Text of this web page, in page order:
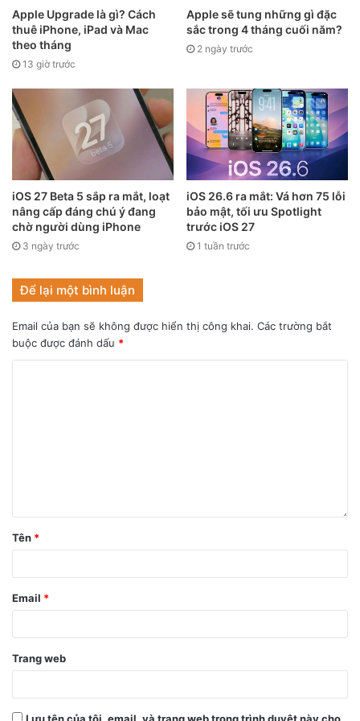
camera dưới màn hình.
Mở khóa bằng gương mặt trên iPhone (Nguồn: Gizchina)
Ban đầu Apple đã lên kế hoạch bổ sung một camera dưới
màn hình cho iPhone 13 Pro. Nhưng vì một số lý do, công
Apple Upgrade là gì? Cách
thuê iPhone, iPad và Mac
theo tháng
13 giờ trước
Apple sẽ tung những gì đặc
sắc trong 4 tháng cuối năm?
2 ngày trước
iOS 27 Beta 5 sắp ra mắt, loạt
nâng cấp đáng chú ý đang
chờ người dùng iPhone
3 ngày trước
iOS 26.6 ra mắt: Vá hơn 75 lỗi
bảo mật, tối ưu Spotlight
trước iOS 27
1 tuần trước
Để lại một bình luận
Email của bạn sẽ không được hiển thị công khai. Các trường bắt
buộc được đánh dấu *
Tên *
Email *
Trang web
Lưu tên của tôi, email, và trang web trong trình duyệt này cho